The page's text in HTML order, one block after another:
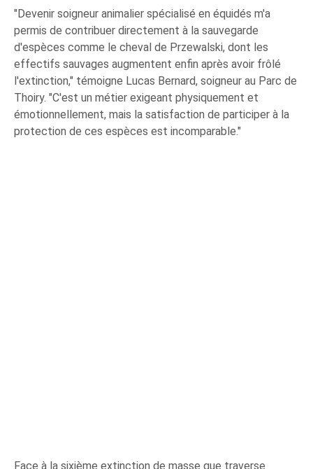
"Devenir soigneur animalier spécialisé en équidés m'a
permis de contribuer directement à la sauvegarde
d'espèces comme le cheval de Przewalski, dont les
effectifs sauvages augmentent enfin après avoir frôlé
l'extinction," témoigne Lucas Bernard, soigneur au Parc de
Thoiry. "C'est un métier exigeant physiquement et
émotionnellement, mais la satisfaction de participer à la
protection de ces espèces est incomparable."
Face à la sixième extinction de masse que traverse